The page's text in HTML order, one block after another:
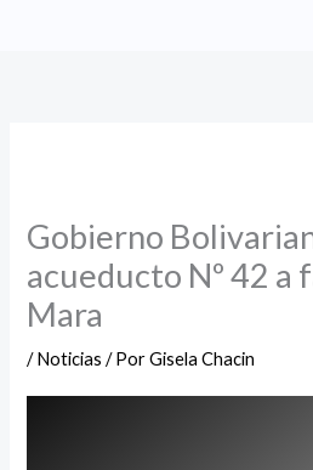
Gobierno
acueducto Nº 42 a
Mara
/Noticias / PorGisela Chacin